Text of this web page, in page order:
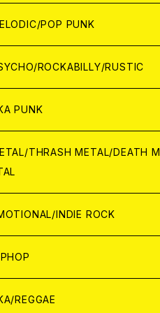
ログ
ログ
POP PUNK
ROCKABILLY/RUSTIC
PUNK
THRASH METAL/DEATH M
INDIE ROCK
REGGAE